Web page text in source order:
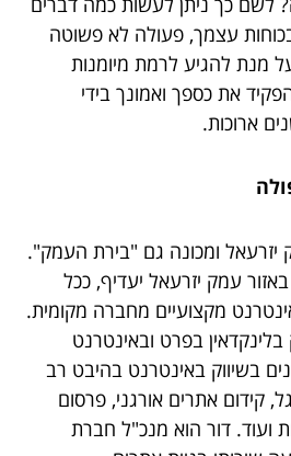
עצמך, פעולה לא פשוטה
מנת להגיע לרמת מיומנות
את כספך ואמונך בידי
ארוכות.
ומכונה גם "בירת העמק".
עמק יזרעאל יעדיף, ככל
מקצועיים מחברה מקומית.
בלינקדאין בפרט ובאינטרנט
בשיווק באינטרנט בהיבט רב
קידום אתרים אורגני, פרסום
ועוד. דור הוא מנכ"ל חברת